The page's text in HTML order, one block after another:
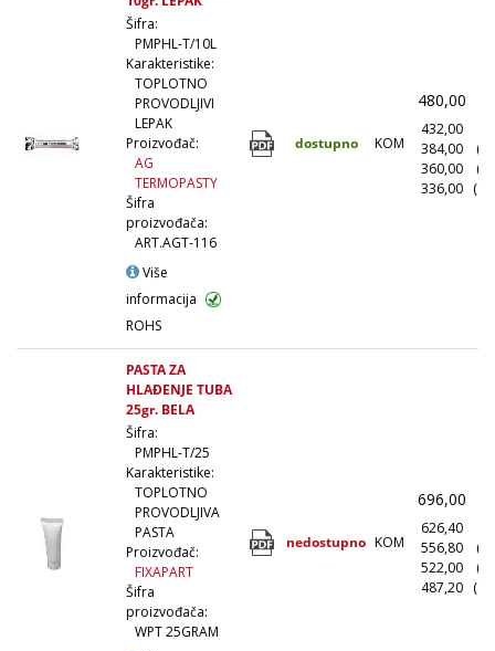
Šifra:
PMPHL-T/10L
Karakteristike:
TOPLOTNO
PROVODLJIVI
LEPAK
Proizvođač:
AG
TERMOPASTY
Šifra
proizvođača:
ART.AGT-116
Više
informacija
ROHS
dostupno KOM
480,00
432,00
384,00
360,00
336,00
PASTA ZA
HLAĐENJE TUBA
25gr. BELA
Šifra:
PMPHL-T/25
Karakteristike:
TOPLOTNO
PROVODLJIVA
PASTA
Proizvođač:
FIXAPART
Šifra
proizvođača:
WPT 25GRAM
nedostupno KOM
696,00
626,40
556,80
522,00
487,20